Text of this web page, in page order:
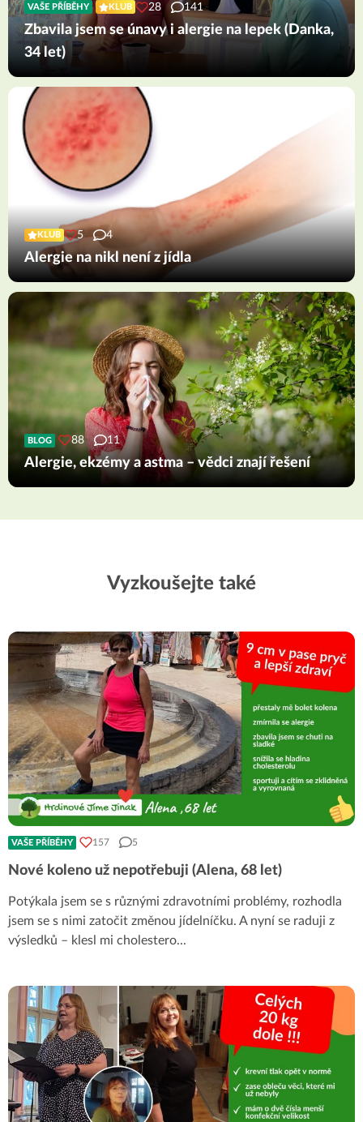
VAŠE PŘÍBĚHY KLUB 28 141
Zbavila jsem se únavy i alergie na lepek (Danka,
34 let)
KLUB 5 4
Alergie na nikl není z jídla
BLOG 88 11
Alergie, ekzémy a astma – vědci znají řešení
Vyzkoušejte také
VAŠE PŘÍBĚHY 157 5
Nové koleno už nepotřebuji (Alena, 68 let)
Potýkala jsem se s různými zdravotními problémy, rozhodla
jsem se s nimi zatočit změnou jídelníčku. A nyní se raduji z
výsledků – klesl mi cholestero...